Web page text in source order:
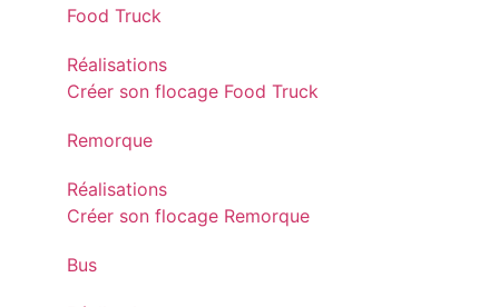
Food Truck
Réalisations
Créer son flocage Food Truck
Remorque
Réalisations
Créer son flocage Remorque
Bus